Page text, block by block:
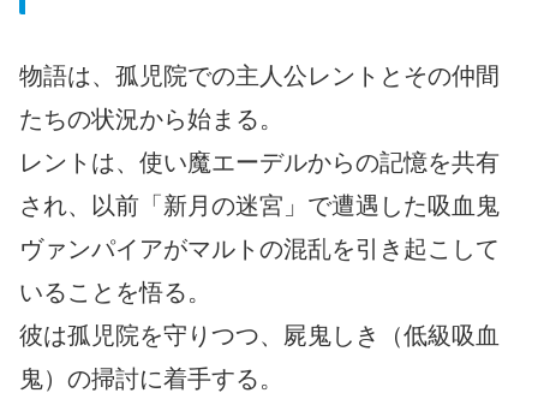
物語は、孤児院での主人公レントとその仲間
たちの状況から始まる。
レントは、使い魔エーデルからの記憶を共有
され、以前「新月の迷宮」で遭遇した吸血鬼
ヴァンパイアがマルトの混乱を引き起こして
いることを悟る。
彼は孤児院を守りつつ、屍鬼しき（低級吸血
鬼）の掃討に着手する。